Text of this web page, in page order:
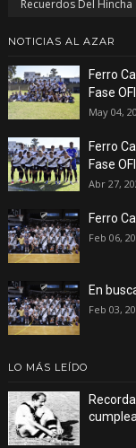
Recuerdos Del Hincha
NOTICIAS AL AZAR
Ferro
Fase
May 04,
Ferro
Fase
Abr 27,
Ferro
Feb 06,
En
Feb 03,
LO MÁS LEÍDO